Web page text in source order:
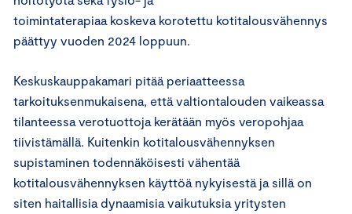
toimintaterapiaa koskeva korotettu kotitalousvähennys
päättyy vuoden 2024 loppuun.
Keskuskauppakamari pitää periaatteessa
tarkoituksenmukaisena, että valtiontalouden vaikeassa
tilanteessa verotuottoja kerätään myös veropohjaa
tiivistämällä. Kuitenkin kotitalousvähennyksen
supistaminen todennäköisesti vähentää
kotitalousvähennyksen käyttöä nykyisestä ja sillä on
siten haitallisia dynaamisia vaikutuksia yritysten